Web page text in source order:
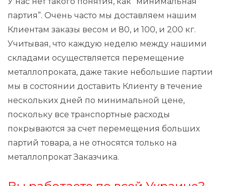
партия”. Очень часто мы доставляем нашим
Клиентам заказы весом и 80, и 100, и 200 кг.
Учитывая, что каждую неделю между нашими
складами осуществляется перемещение
металлопроката, даже такие небольшие партии
мы в состоянии доставить Клиенту в течение
нескольких дней по минимальной цене,
поскольку все транспортные расходы
покрываются за счет перемещения больших
партий товара, а не относятся только на
металлопрокат Заказчика.